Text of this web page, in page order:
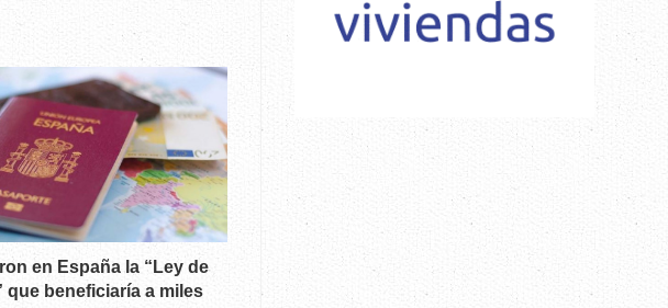
en España la “Ley de
que beneficiaría a miles